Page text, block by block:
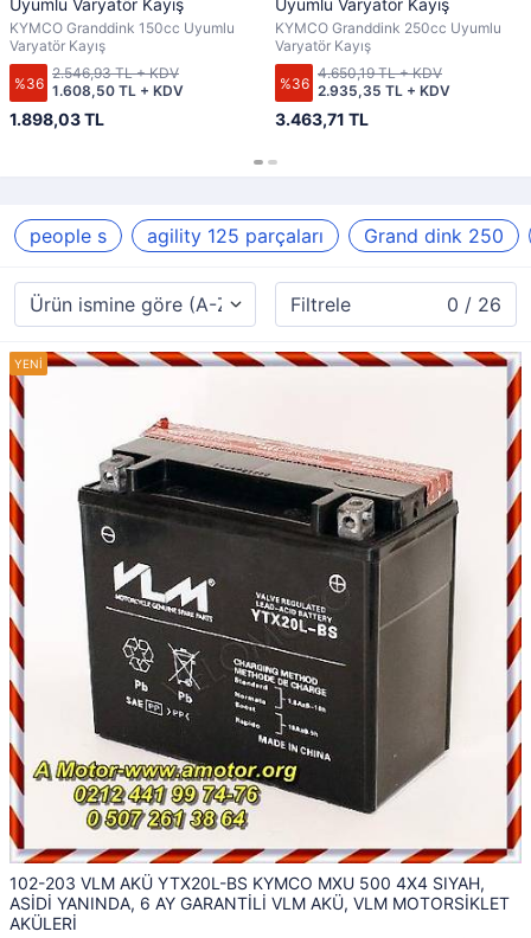
Uyumlu Varyatör Kayış
KYMCO Granddink 150cc Uyumlu
Varyatör Kayış
%36
1.898,03 TL
1.608,50 TL + KDV
2.546,93 TL + KDV
Uyumlu Varyatör Kayış
KYMCO Granddink 250cc Uyumlu
Varyatör Kayış
%36
3.463,71 TL
2.935,35 TL + KDV
4.650,19 TL + KDV
people s agility 125 parçaları Grand dink 250
Filtrele 0 / 26
102-203 VLM AKÜ YTX20L-BS KYMCO MXU 500 4X4 SIYAH,
ASİDİ YANINDA, 6 AY GARANTİLİ VLM AKÜ, VLM MOTORSİKLET
AKÜLERİ